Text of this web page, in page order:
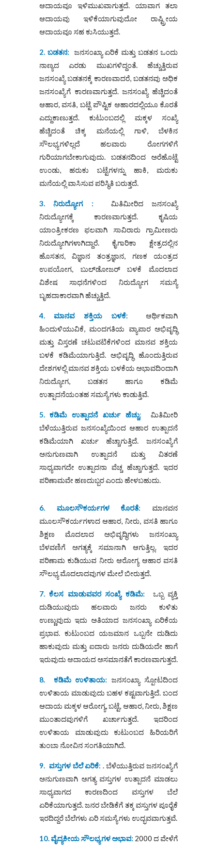
ಆದಾಯವೂ ಇಳಿಮುಖವಾಗುತ್ತದೆ. ಯಾವಾಗ ತಲಾ
ಆದಾಯವು ಇಳಿಕೆಯಾಗುವುದೋ ರಾಷ್ಟ್ರೀಯ
ಆದಾಯವೂ ಸಹ ಕುಸಿಯುತ್ತದೆ.
2. ಬಡತನ:
ಜನಸಂಖ್ಯಾ ಏರಿಕೆ ಮತ್ತು ಬಡತನ ಒಂದು
ನಾಣ್ಯದ ಎರಡು ಮುಖಗಳಿದ್ದಂತೆ. ಹೆಚ್ಚುತ್ತಿರುವ
ಜನಸಂಖ್ಯೆ ಬಡತನಕ್ಕೆ ಕಾರಣವಾದರೆ, ಬಡತನವು ಅಧಿಕ
ಜನಸಂಖ್ಯೆಗೆ ಕಾರಣವಾಗುತ್ತದೆ. ಜನಸಂಖ್ಯೆ ಹೆಚ್ಚಿದಂತೆ
ಆಹಾರ, ವಸತಿ, ಬಟ್ಟೆ ಪೌಷ್ಟಿಕ ಆಹಾರದಲ್ಲಿಯೂ ಕೊರತೆ
ಎದ್ದುಕಾಣುತ್ತದೆ. ಕುಟುಂಬದಲ್ಲಿ ಮಕ್ಕಳ ಸಂಖ್ಯೆ
ಹೆಚ್ಚಿದಂತೆ ಚಿಕ್ಕ ಮನೆಯಲ್ಲಿ ಗಾಳಿ, ಬೆಳಕಿನ
ಸೌಲಭ್ಯಗಳಿಲ್ಲದೆ ಹಲವಾರು ರೋಗಗಳಿಗೆ
ಗುರಿಯಾಗಬೇಕಾಗುವುದು. ಬಡತನದಿಂದ ಅರೆಹೊಟ್ಟೆ
ಉಂಡು, ಹರುಕು ಬಟ್ಟೆಗಳನ್ನು ಹಾಕಿ, ಮರುಕು
ಮನೆಯಲ್ಲಿ ವಾಸಿಸುವ ಪರಿಸ್ಥಿತಿ ಬರುತ್ತದೆ.
3.ನಿರುದ್ಯೋಗ :
ಮಿತಿಮೀರಿದ ಜನಸಂಖ್ಯೆ
ನಿರುದ್ಯೋಗಕ್ಕೆ ಕಾರಣವಾಗುತ್ತದೆ. ಕೃಷಿಯ
ಯಾಂತ್ರೀಕರಣ ಫಲವಾಗಿ ಸಾವಿರಾರು ಗ್ರಾಮೀಣರು
ನಿರುದ್ಯೋಗಿಗಳಾಗಿದ್ದಾರೆ. ಕೈಗಾರಿಕಾ ಕ್ಷೇತ್ರದಲ್ಲಿನ
ಹೊಸತನ, ವಿಜ್ಞಾನ ತಂತ್ರಜ್ಞಾನ, ಗಣಕ ಯಂತ್ರದ
ಉಪಯೋಗ, ಬುಲ್‌ಡೋಜರ್‌ ಬಳಕೆ ಮೊದಲಾದ
ವಿಶೇಷ ಸಾಧನೆಗಳಿಂದ ನಿರುದ್ಯೋಗ ಸಮಸ್ಯೆ
ಬೃಹದಾಕಾರವಾಗಿ ಹೆಚ್ಚುತ್ತಿದೆ.
4.ಮಾನವ ಶಕ್ತಿಯ ಬಳಕೆ:
ಆರ್ಥಿಕವಾಗಿ
ಹಿಂದುಳಿಯುವಿಕೆ, ಮಂದಗತಿಯ ವ್ಯಾಪಾರ ಅಭಿವೃದ್ಧಿ
ಮತ್ತು ವಿಸ್ತರಣೆ ಚಟುವಟಿಕೆಗಳಿಂದ ಮಾನವ ಶಕ್ತಿಯ
ಬಳಕೆ ಕಡಿಮೆಯಾಗುತ್ತಿದೆ. ಅಭಿವೃದ್ಧಿ ಹೊಂದುತ್ತಿರುವ
ದೇಶಗಳಲ್ಲಿ ಮಾನವ ಶಕ್ತಿಯ ಬಳಕೆಯ ಅಭಾವದಿಂದಾಗಿ
ನಿರುದ್ಯೋಗ, ಬಡತನ ಹಾಗೂ ಕಡಿಮೆ
ಉತ್ಪಾದನೆಯಂತಹ ಸಮಸ್ಯೆಗಳು ಕಾಡುತ್ತಿವೆ.
5.ಕಡಿಮೆ ಉತ್ಪಾದನೆ ಖರ್ಚು ಹೆಚ್ಚು: ಮಿತಿಮೀರಿ
ಬೆಳೆಯುತ್ತಿರುವ ಜನಸಂಖ್ಯೆಯಿಂದ ಆಹಾರ ಉತ್ಪಾದನೆ
ಕಡಿಮೆಯಾಗಿ ಖರ್ಚು ಹೆಚ್ಚಾಗುತ್ತಿದೆ. ಜನಸಂಖ್ಯೆಗೆ
ಅನುಗುಣವಾಗಿ ಉತ್ಪಾದನೆ ಮತ್ತು ವಿತರಣೆ
ಸಾಧ್ಯವಾಗದೇ ಉತ್ಪಾದನಾ ವೆಚ್ಚ ಹೆಚ್ಚಾಗುತ್ತದೆ. ಇದರ
ಪರಿಣಾಮವೇ ಹಣದುಬ್ಬರ ಎಂದು ಹೇಳಬಹುದು.
6.ಮೂಲಸೌಕರ್ಯಗಳ ಕೊರತೆ:ಮಾನವನ
ಮೂಲಸೌಕರ್ಯಗಳಾದ ಆಹಾರ, ನೀರು, ವಸತಿ ಹಾಗೂ
ಶಿಕ್ಷಣ ಮೊದಲಾದ ಅಭಿವೃದ್ಧಿಗಳು ಜನಸಂಖ್ಯಾ
ಬೆಳವಣಿಗೆ ಅಗತ್ಯಕ್ಕೆ ಸಮಾನಾಗಿ ಆಗುತ್ತಿಲ್ಲ. ಇದರ
ಪರಿಣಾಮ ಕುಡಿಯುವ ನೀರು ಆರೋಗ್ಯ ಆಹಾರ ವಸತಿ
ಸೌಲಭ್ಯ ಮೊದಲಾದವುಗಳ ಮೇಲೆ ಬೀರುತ್ತದೆ.
7.ಕೆಲಸ ಮಾಡುವವರ ಸಂಖ್ಯೆ ಕಡಿಮೆ: ಒಬ್ಬ ವ್ಯಕ್ತಿ
ದುಡಿಯುವುದು ಹಲವಾರು ಜನರು ಕುಳಿತು
ಉಣ್ಣುವುದು ಇದು ಅತಿಯಾದ ಜನಸಂಖ್ಯಾ ಏರಿಕೆಯ
ಪ್ರಭಾವ. ಕುಟುಂಬದ ಯಜಮಾನ ಒಬ್ಬನೇ ದುಡಿದು
ಹಾಕುವುದು ಮತ್ತು ಐದಾರು ಜನರು ದುಡಿಯದೇ ಹಾಗೆ
ಇರುವುದು ಆದಾಯದ ಅಸಮಾನತೆಗೆ ಕಾರಣವಾಗುತ್ತದೆ.
8. ಕಡಿಮೆ ಉಳಿತಾಯ: ಜನಸಂಖ್ಯಾ ಸ್ಪೋಟದಿಂದ
ಉಳಿತಾಯ ಮಾಡುವುದು ಬಹಳ ಕಷ್ಟವಾಗುತ್ತಿದೆ. ಬಂದ
ಆದಾಯ ಮಕ್ಕಳ ಆರೋಗ್ಯ, ಬಟ್ಟೆ, ಆಹಾರ, ನೀರು, ಶಿಕ್ಷಣ
ಮುಂತಾದವುಗಳಿಗೆ ಖರ್ಚಾಗುತ್ತದೆ. ಇದರಿಂದ
ಉಳಿತಾಯ ಮಾಡುವುದು ಕುಟುಂಬದ ಹಿರಿಯರಿಗೆ
ತುಂಬಾ ನೋವಿನ ಸಂಗತಿಯಾಗಿದೆ.
9. ವಸ್ತುಗಳ ಬೆಲೆ ಏರಿಕೆ: . ಬೆಳೆಯುತ್ತಿರುವ ಜನಸಂಖ್ಯೆಗೆ
ಅನುಗುಣವಾಗಿ ಅಗತ್ಯ ವಸ್ತುಗಳ ಉತ್ಪಾದನೆ ಮಾಡಲು
ಸಾಧ್ಯವಾಗದ ಕಾರಣದಿಂದ ವಸ್ತುಗಳ ಬೆಲೆ
ಏರಿಕೆಯಾಗುತ್ತದೆ. ಜನರ ಬೇಡಿಕೆಗೆ ತಕ್ಕ ವಸ್ತುಗಳ ಪೂರೈಕೆ
ಇರದಿದ್ದರೆ ಬೆಲೆಗಳು ಏರಿ ಸಮಸ್ಯೆಗಳು ಉದ್ಭವವಾಗುತ್ತವೆ.
10.ವೈದ್ಯಕೀಯ ಸೌಲಭ್ಯಗಳ ಅಭಾವ: 2000 ದ ವೇಳೆಗೆ